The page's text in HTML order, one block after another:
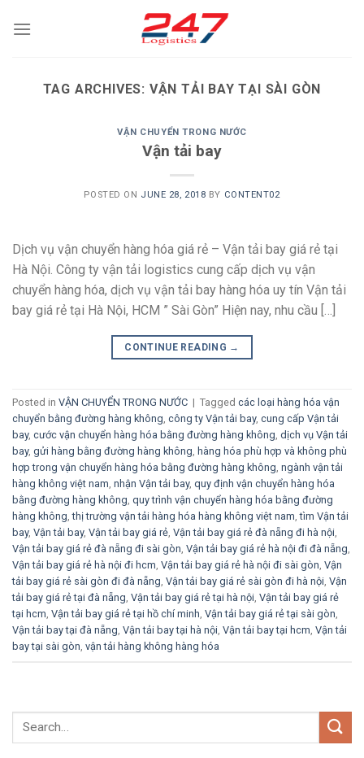
TAG ARCHIVES: VẬN TẢI BAY TẠI SÀI GÒN
VẬN CHUYỂN TRONG NƯỚC
Vận tải bay
POSTED ON JUNE 28, 2018 BY CONTENT02
Dịch vụ vận chuyển hàng hóa giá rẻ – Vận tải bay giá rẻ tại
Hà Nội. Công ty vận tải logistics cung cấp dịch vụ vận
chuyển hàng hóa, dịch vụ vận tải bay hàng hóa uy tín Vận tải
bay giá rẻ tại Hà Nội, HCM ” Sài Gòn” Hiện nay, nhu cầu […]
CONTINUE READING →
Posted in VẬN CHUYỂN TRONG NƯỚC | Tagged các loại hàng hóa vận
chuyển bằng đường hàng không công ty Vận tải bay, cung cấp Vận tải
bay, cước vận chuyển hàng hóa bằng đường hàng không dịch vụ Vận tải
bay, gửi hàng bằng đường hàng không hàng hóa phù hợp và không phù
hợp trong vận chuyển hàng hóa bằng đường hàng không ngành vận tải
hàng không việt nam nhận Vận tải bay, quy định vận chuyển hàng hóa
bằng đường hàng không quy trình vận chuyển hàng hóa bằng đường
hàng không ,thị trường vận tải hàng hóa hàng không việt nam ,tìm Vận tải
bay, Vận tải bay, Vận tải bay giá rẻ Vận tải bay giá rẻ đà nẵng đi hà nội
Vận tải bay giá rẻ đà nẵng đi sài gòn Vận tải bay giá rẻ hà nội đi đà nẵng
Vận tải bay giá rẻ hà nội đi hcm Vận tải bay giá rẻ hà nội đi sài gòn Vận
tải bay giá rẻ sài gòn đi đà nẵng Vận tải bay giá rẻ sài gòn đi hà nội Vận
tải bay giá rẻ tại đà nẵng Vận tải bay giá rẻ tại hà nội Vận tải bay giá rẻ
tại hcm Vận tải bay giá rẻ tại hồ chí minh Vận tải bay giá rẻ tại sài gòn
Vận tải bay tại đà nẵng Vận tải bay tại hà nội Vận tải bay tại hcm Vận tải
bay tại sài gòn vận tải hàng không hàng hóa